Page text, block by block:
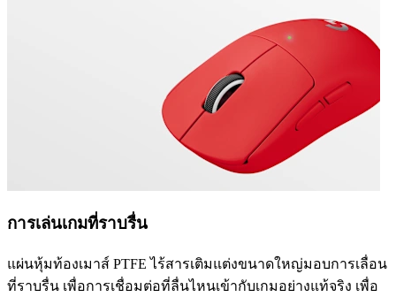
การเล่นเกมที่ราบรื่น
แผ่นหุ้มท้องเมาส์ PTFE ไร้สารเติมแต่งขนาดใหญ่มอบการเลื่อน
ที่ราบรื่น เพื่อการเชื่อมต่อที่ลื่นไหนเข้ากับเกมอย่างแท้จริง เพื่อ